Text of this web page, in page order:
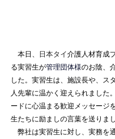
本日、 日本タイ介護人材育成
る実習生が管理団体様のお陰、
した。実習生は、施設長や、ス
人先輩に温かく迎えられました
ードに心温まる歓迎メッセージ
生たちに励ましの言葉を送りまし
弊社は実習生に対し、実務を